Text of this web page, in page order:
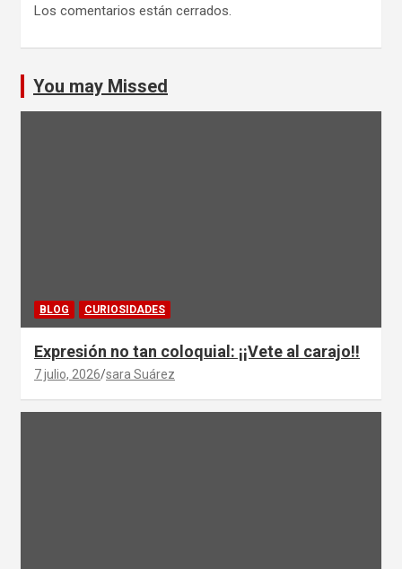
Los comentarios están cerrados.
You may Missed
BLOG CURIOSIDADES
Expresión no tan coloquial: ¡¡Vete al carajo!!
7 julio, 2026 sara Suárez